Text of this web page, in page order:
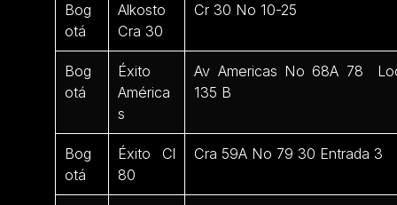
Bog
otá
Alkosto
Cra 30
Cr 30 No 10-25
Bog
otá
Éxito
América
s
Av Americas No 68A 78
135 B
Bog
otá
Éxito Cl
80
Cra 59A No 79 30 Entrada 3